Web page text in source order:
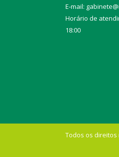
E-mail:
Horário de
18:00
Todos os